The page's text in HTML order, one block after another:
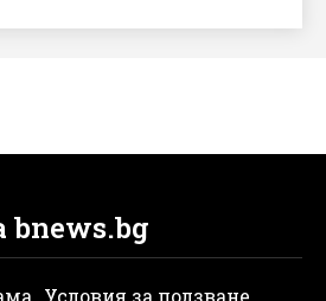
bnews.bg
Условия за ползване